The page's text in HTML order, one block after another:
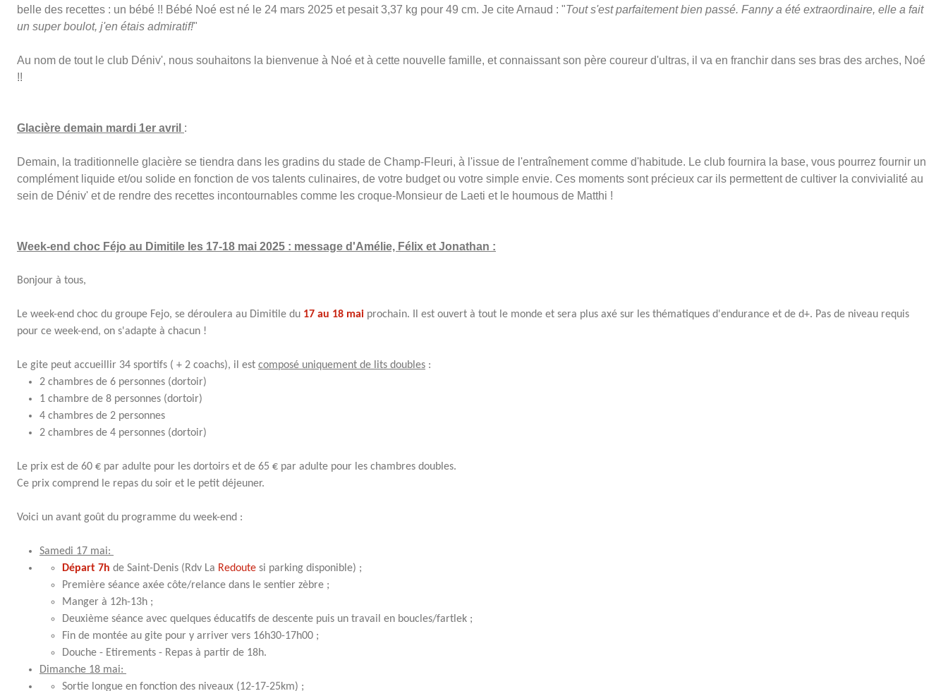
belle des recettes : un bébé !! Bébé Noé est né le 24 mars 2025 et pesait 3,37 kg pour 49 cm. Je cite Arnaud : "Tout s'est parfaitement bien passé. Fanny a été extraordinaire, elle a fait
un super boulot, j'en étais admiratif!"
Au nom de tout le club Déniv', nous souhaitons la bienvenue à Noé et à cette nouvelle famille, et connaissant son père coureur d'ultras, il va en franchir dans ses bras des arches, Noé
!!
Glacière demain mardi 1er avril :
Demain, la traditionnelle glacière se tiendra dans les gradins du stade de Champ-Fleuri, à l'issue de l'entraînement comme d'habitude. Le club fournira la base, vous pourrez fournir un
complément liquide et/ou solide en fonction de vos talents culinaires, de votre budget ou votre simple envie. Ces moments sont précieux car ils permettent de cultiver la convivialité au
sein de Déniv' et de rendre des recettes incontournables comme les croque-Monsieur de Laeti et le houmous de Matthi !
Week-end choc Féjo au Dimitile les 17-18 mai 2025 : message d'Amélie, Félix et Jonathan :
Bonjour à tous,
Le week-end choc du groupe Fejo, se déroulera au Dimitile du 17 au 18 mai prochain. Il est ouvert à tout le monde et sera plus axé sur les thématiques d'endurance et de d+. Pas de niveau requis
pour ce week-end, on s'adapte à chacun !
Le gite peut accueillir 34 sportifs ( + 2 coachs), il est composé uniquement de lits doubles :
2 chambres de 6 personnes (dortoir)
1 chambre de 8 personnes (dortoir)
4 chambres de 2 personnes
2 chambres de 4 personnes (dortoir)
Le prix est de 60 € par adulte pour les dortoirs et de 65 € par adulte pour les chambres doubles.
Ce prix comprend le repas du soir et le petit déjeuner.
Voici un avant goût du programme du week-end :
Samedi 17 mai:
Départ 7h de Saint-Denis (Rdv La Redoute si parking disponible) ;
Première séance axée côte/relance dans le sentier zèbre ;
Manger à 12h-13h ;
Deuxième séance avec quelques éducatifs de descente puis un travail en boucles/fartlek ;
Fin de montée au gite pour y arriver vers 16h30-17h00 ;
Douche - Etirements - Repas à partir de 18h.
Dimanche 18 mai:
Sortie longue en fonction des niveaux (12-17-25km) ;